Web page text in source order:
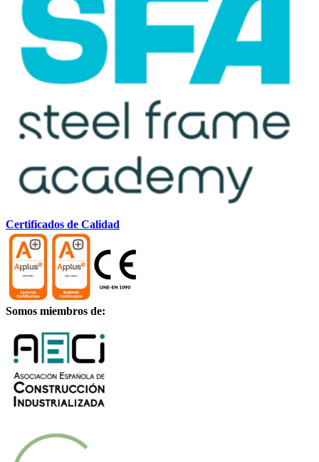
Certificados de Calidad
Somos miembros de: